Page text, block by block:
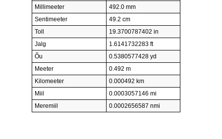
Millimeeter
492.0 mm
Sentimeeter
49.2 cm
Toll
19.3700787402 in
Jalg
1.6141732283 ft
Õu
0.5380577428 yd
Meeter
0.492 m
Kilomeeter
0.000492 km
Miil
0.0003057146 mi
Meremiil
0.0002656587 nmi